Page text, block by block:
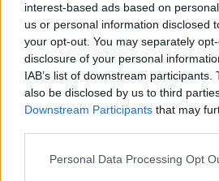
interest-based ads based on
us or personal information disclosed
your opt-out. You may separately
disclosure of your personal
IAB’s list of downstream
also be disclosed by us to third
Downstream Participants that may
Personal Data Processing Opt